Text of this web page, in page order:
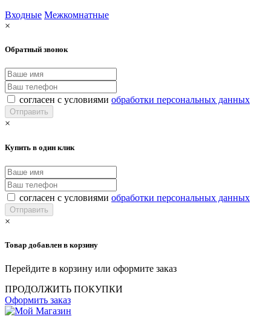
Входные Межкомнатные
×
Обратный звонок
согласен с условиями обработки персональных данных
×
Купить в один клик
согласен с условиями обработки персональных данных
×
Товар добавлен в корзину
Перейдите в корзину или оформите заказ
ПРОДОЛЖИТЬ ПОКУПКИ
Оформить заказ